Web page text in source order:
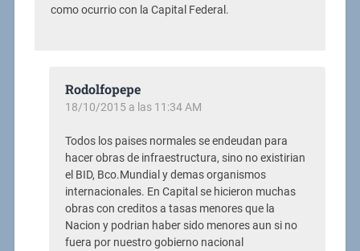
como ocurrio con la Capital Federal.
Rodolfopepe
18/10/2015 a las 11:34 AM
Todos los paises normales se endeudan para
hacer obras de infraestructura, sino no existirian
el BID, Bco.Mundial y demas organismos
internacionales. En Capital se hicieron muchas
obras con creditos a tasas menores que la
Nacion y podrian haber sido menores aun si no
fuera por nuestro gobierno nacional